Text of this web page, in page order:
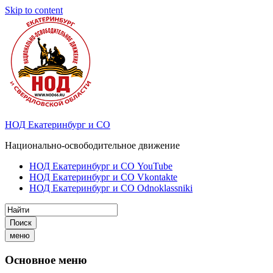
Skip to content
НОД Екатеринбург и СО
Национально-освободительное движение
НОД Екатеринбург и СО YouTube
НОД Екатеринбург и СО Vkontakte
НОД Екатеринбург и СО Odnoklassniki
Поиск
меню
Основное меню